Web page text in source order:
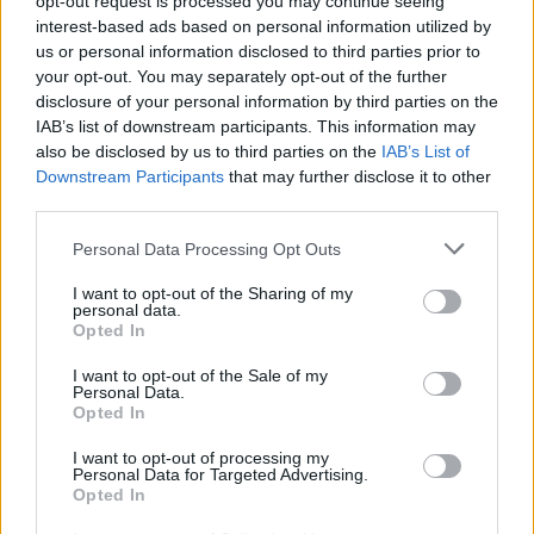
interest-based ads based on personal information utilized by
us or personal information disclosed to third parties prior to
your opt-out. You may separately opt-out of the further
disclosure of your personal information by third parties on the
IAB’s list of downstream participants. This information may
also be disclosed by us to third parties on the IAB’s List of
Downstream Participants that may further disclose it to other
Personal Data Processing Opt Outs
I want to opt-out of the Sharing of my
personal data.
Opted In
I want to opt-out of the Sale of my
Personal Data.
Opted In
I want to opt-out of processing my
Personal Data for Targeted Advertising.
Opted In
palivových alternativ. Je třeba, aby se začali používat jiné
druhy automobilů. Takové, které neprodukují nebezpečné
emise. Hledáme také cesty, jak podporovat a měnit systém
veřejné hromadné dopravy, aby mohla nahradit
individuální automobilovou dopravu. Právě veřejná
doprava by měla být dominantním druhem dopravy ve
velkých městech.
EkoList: Existuje nějaká cesta, jak podstatně snížit počet
aut ve městech?
Myslím, že většina velkých evropských měst už nyní chápe,
že pokud budou všichni nadále jezdit auty, jednoho dne
přijde totální kolaps dopravy. Příkladné řešení je zavedení
mýtného v Londýně.
EkoList: Mýtné se vám zdá ideální řešení?
Ne, samozřejmě to není ideální a samospasitelné řešení,
ale má žádoucí efekt. Je jasné, že investování do veřejné
dopravy, do systémů tramvají a metra stojí hodně peněz,
nutné zlepšit veřejnou dopravu tak, aby pro lidi byla
příjemnějším řešením než použití osobního automobilu.